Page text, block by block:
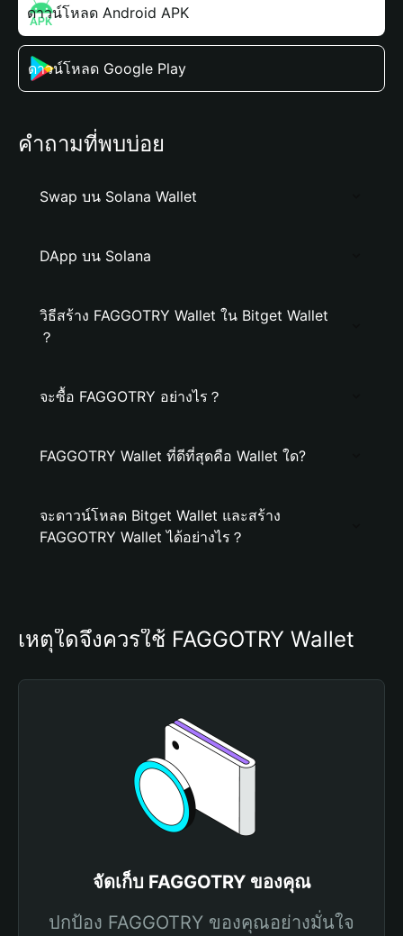
ดาวน์โหลด Android APK
ดาวน์โหลด Google Play
คำถามที่พบบ่อย
Swap บน Solana Wallet
DApp บน Solana
วิธีสร้าง FAGGOTRY Wallet ใน Bitget Wallet
？
จะซื้อ FAGGOTRY อย่างไร？
FAGGOTRY Wallet ที่ดีที่สุดคือ Wallet ใด?
จะดาวน์โหลด Bitget Wallet และสร้าง
FAGGOTRY Wallet ได้อย่างไร？
เหตุใดจึงควรใช้ FAGGOTRY Wallet
จัดเก็บ FAGGOTRY ของคุณ
ปกป้อง FAGGOTRY ของคุณอย่างมั่นใจ